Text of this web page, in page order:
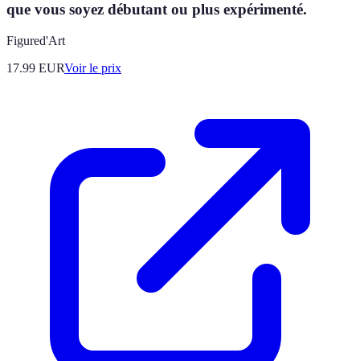
que vous soyez débutant ou plus expérimenté.
Figured'Art
17.99 EURVoir le prix